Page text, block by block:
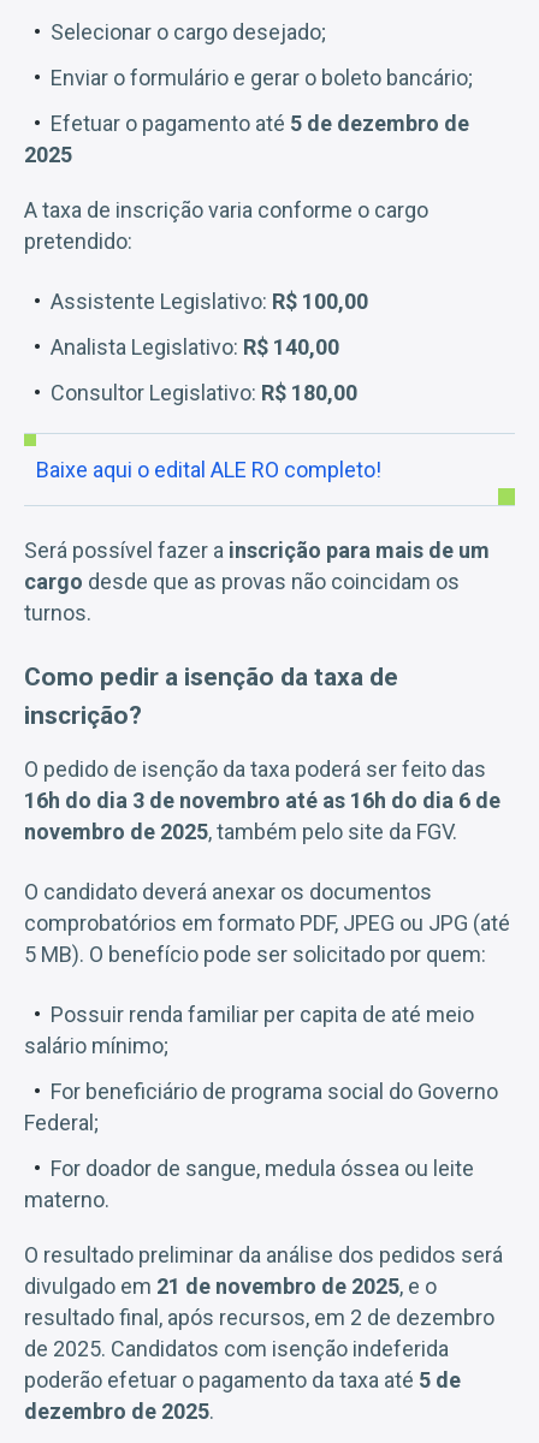
Selecionar o cargo desejado;
Enviar o formulário e gerar o boleto bancário;
Efetuar o pagamento até 5 de dezembro de
2025
A taxa de inscrição varia conforme o cargo
pretendido:
Assistente Legislativo: R$ 100,00
Analista Legislativo: R$ 140,00
Consultor Legislativo: R$ 180,00
Baixe aqui o edital ALE RO completo!
Será possível fazer a inscrição para mais de um
cargo desde que as provas não coincidam os
turnos.
Como pedir a isenção da taxa de
inscrição?
O pedido de isenção da taxa poderá ser feito das
16h do dia 3 de novembro até as 16h do dia 6 de
novembro de 2025, também pelo site da FGV.
O candidato deverá anexar os documentos
comprobatórios em formato PDF, JPEG ou JPG (até
5 MB). O benefício pode ser solicitado por quem:
Possuir renda familiar per capita de até meio
salário mínimo;
For beneficiário de programa social do Governo
Federal;
For doador de sangue, medula óssea ou leite
materno.
O resultado preliminar da análise dos pedidos será
divulgado em 21 de novembro de 2025, e o
resultado final, após recursos, em 2 de dezembro
de 2025. Candidatos com isenção indeferida
poderão efetuar o pagamento da taxa até 5 de
dezembro de 2025.